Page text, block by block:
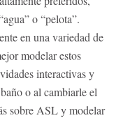
o “pelota”.
en una variedad de
modelar estos
interactivas y
o al cambiarle el
sobre ASL y modelar